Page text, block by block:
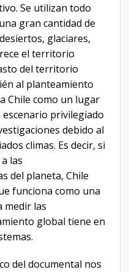
Se utilizan todo
gran cantidad de
glaciares,
el territorio
del territorio
al planteamiento
Chile como un lugar
privilegiado
debido al
climas. Es decir, si
las
del planeta, Chile
funciona como una
medir las
global tiene en
del documental nos